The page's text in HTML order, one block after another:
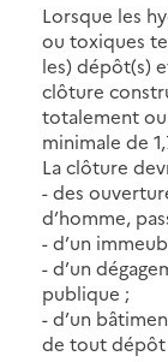
Lorsque les
ou toxiques
les) dépôt(s)
clôture
totalement ou
minimale de
La clôture
- des
d’homme,
- d’un
- d’un
publique ;
- d’un
de tout dépôt